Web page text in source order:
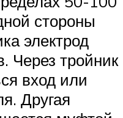
стороны
электрод
Через тройник
вход или
Другая